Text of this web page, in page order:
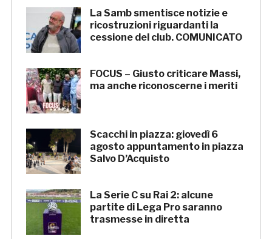
La Samb smentisce notizie e
ricostruzioni riguardanti la
cessione del club. COMUNICATO
FOCUS – Giusto criticare Massi,
ma anche riconoscerne i meriti
Scacchi in piazza: giovedì 6
agosto appuntamento in piazza
Salvo D’Acquisto
La Serie C su Rai 2: alcune
partite di Lega Pro saranno
trasmesse in diretta